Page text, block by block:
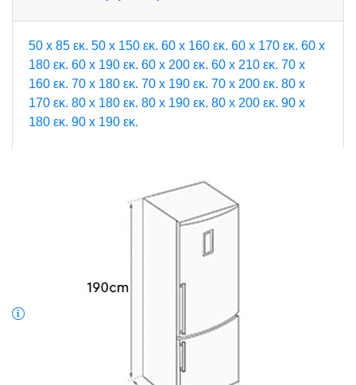
50 x 85 εκ. 50 x 150 εκ. 60 x 160 εκ. 60 x 170 εκ. 60 x
180 εκ. 60 x 190 εκ. 60 x 200 εκ. 60 x 210 εκ. 70 x
160 εκ. 70 x 180 εκ. 70 x 190 εκ. 70 x 200 εκ. 80 x
170 εκ. 80 x 180 εκ. 80 x 190 εκ. 80 x 200 εκ. 90 x
180 εκ. 90 x 190 εκ.